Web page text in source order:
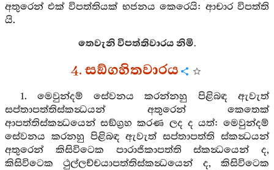
අතුරෙන් එක් විපත්තියක් භජනය කෙරෙයි: ආචාර විපත්ති
යි.
තෙවැනි විපත්තිවාරය නිමි.
4. සඞ්ගහිතවාරය
1. මෙවුන්දම් සේවනය කරන්නහු පිළිබඳ ඇවැත්
සප්තාපත්තිස්කන්‍ධයන් අතුරෙන් කෙතෙක්
ආපත්තිස්කන්‍ධයෙන් සඞ්ග්‍රහ කරණ ලද ද යත්: මෙවුන්දම්
සේවනය කරනහු පිළිබඳ ඇවැත් සප්තාපත්ති ස්කන්‍ධයන්
අතුරෙන් කිසිවිටෙක පාරාජිකාපත්ති ස්කන්‍ධයෙන් ද,
කිසිවිටෙක ථුල්ලච්චයාපත්තිස්කන්‍ධයෙන් ද, කිසිවිටෙක